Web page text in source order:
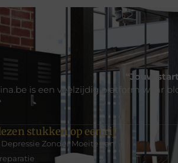
“Jouw
is een veelzijdig platform waar
stukken op een rij
Zonder Moeite aan